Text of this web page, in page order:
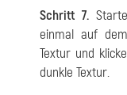
Schritt 7.
einmal auf
Textur und
dunkle Textur.